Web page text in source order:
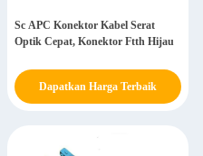
Sc APC Konektor Kabel Serat
Optik Cepat, Konektor Ftth Hijau
Dapatkan Harga Terbaik